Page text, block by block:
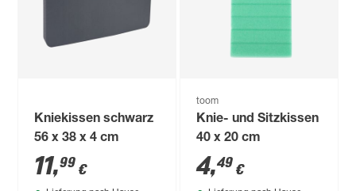
Kniekissen schwarz
56 x 38 x 4 cm
11,99 €
toom
Knie- und Sitzkissen
40 x 20 cm
4,49 €